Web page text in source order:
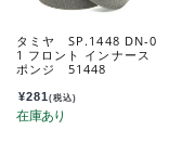
タミヤ SP.1448 DN-0
1 フロント インナース
ポンジ 51448
¥281(税込)